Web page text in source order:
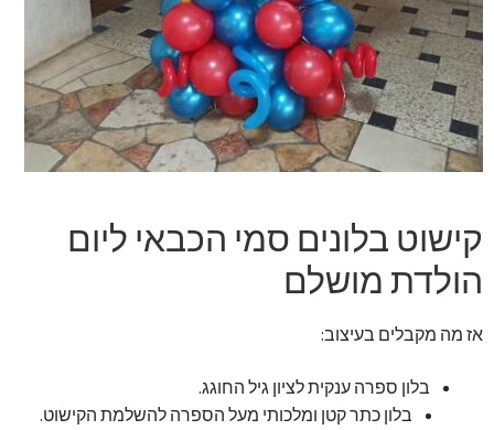
זר מתוק
בלונים בראשון לציון
מתנות בראשון לציון
מחירון משלוחי בלונים
קישוט בלונים סמי הכבאי ליום
הולדת מושלם
אז מה מקבלים בעיצוב:
בלון ספרה ענקית לציון גיל החוגג.
בלון כתר קטן ומלכותי מעל הספרה להשלמת הקישוט.